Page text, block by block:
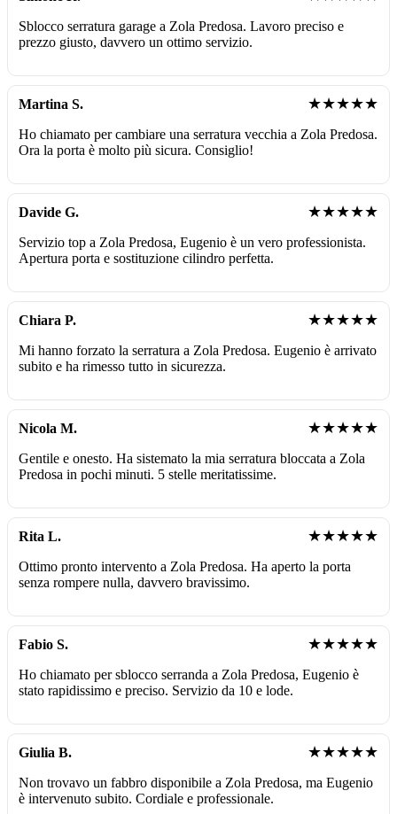
Sblocco serratura garage a Zola Predosa. Lavoro preciso e
prezzo giusto, davvero un ottimo servizio.
Martina S. ★★★★★
Ho chiamato per cambiare una serratura vecchia a Zola Predosa.
Ora la porta è molto più sicura. Consiglio!
Davide G. ★★★★★
Servizio top a Zola Predosa, Eugenio è un vero professionista.
Apertura porta e sostituzione cilindro perfetta.
Chiara P. ★★★★★
Mi hanno forzato la serratura a Zola Predosa. Eugenio è arrivato
subito e ha rimesso tutto in sicurezza.
Nicola M. ★★★★★
Gentile e onesto. Ha sistemato la mia serratura bloccata a Zola
Predosa in pochi minuti. 5 stelle meritatissime.
Rita L. ★★★★★
Ottimo pronto intervento a Zola Predosa. Ha aperto la porta
senza rompere nulla, davvero bravissimo.
Fabio S. ★★★★★
Ho chiamato per sblocco serranda a Zola Predosa, Eugenio è
stato rapidissimo e preciso. Servizio da 10 e lode.
Giulia B. ★★★★★
Non trovavo un fabbro disponibile a Zola Predosa, ma Eugenio
è intervenuto subito. Cordiale e professionale.